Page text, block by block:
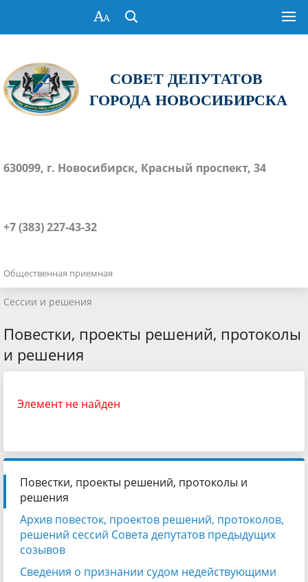
СОВЕТ ДЕПУТАТОВ
ГОРОДА НОВОСИБИРСКА
630099, г. Новосибирск, Красный проспект, 34
+7 (383) 227-43-32
Общественная приемная
Сессии и решения
Повестки, проекты решений, протоколы
и решения
Элемент не найден
Повестки, проекты решений, протоколы и
решения
Архив повесток, проектов решений, протоколов,
решений сессий Совета депутатов предыдущих
созывов
Сведения о признании судом недействующими